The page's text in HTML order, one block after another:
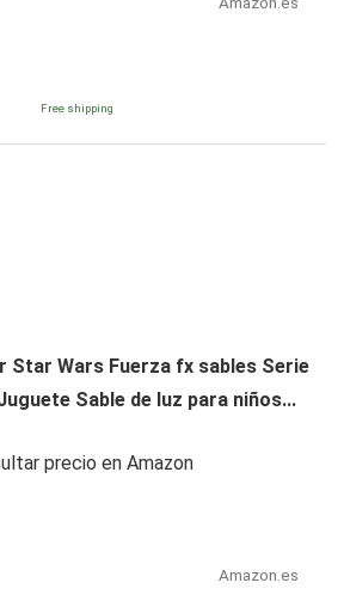
Free shipping
Star Wars Fuerza fx sables Serie
Sable de luz para niños...
precio en Amazon
Amazon.es